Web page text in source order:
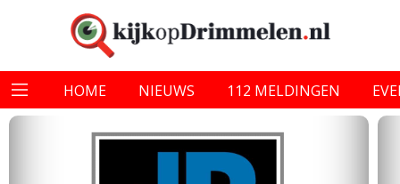
HOME NIEUWS 112 MELDINGEN